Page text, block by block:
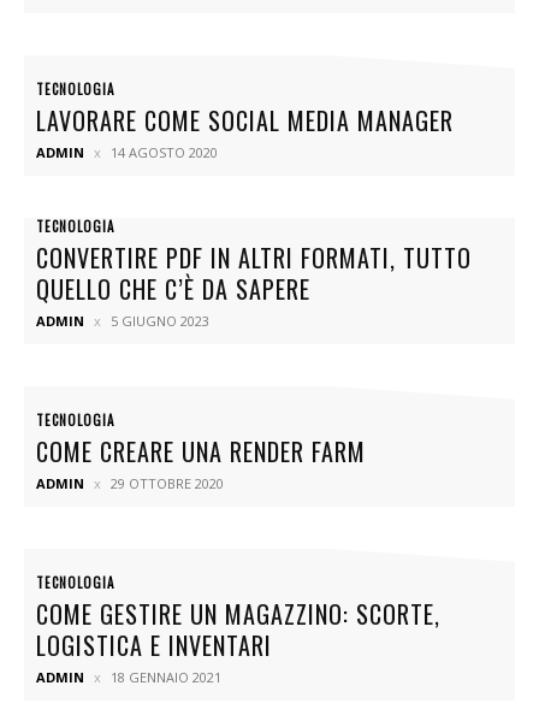
TECNOLOGIA
LAVORARE COME SOCIAL MEDIA MANAGER
ADMIN 14 AGOSTO 2020
TECNOLOGIA
CONVERTIRE PDF IN ALTRI FORMATI, TUTTO
QUELLO CHE C’È DA SAPERE
ADMIN 5 GIUGNO 2023
TECNOLOGIA
COME CREARE UNA RENDER FARM
ADMIN 29 OTTOBRE 2020
TECNOLOGIA
COME GESTIRE UN MAGAZZINO: SCORTE,
LOGISTICA E INVENTARI
ADMIN 18 GENNAIO 2021